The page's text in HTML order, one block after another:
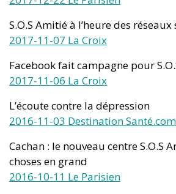
S.O.S Amitié à l’heure des
2017-11-07 La Croix
Facebook fait campagne pour
2017-11-06 La Croix
L’écoute contre la dépression
2016-11-03 Destination Santé.com
Cachan : le nouveau centre S.O.S
choses en grand
2016-10-11 Le Parisien